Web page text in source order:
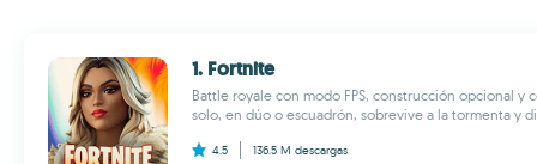
1. Fortnite
Battle royale con modo FPS, construcción opcional y
solo, en dúo o escuadrón, sobrevive a la tormenta y
4.5 136.5 M descargas